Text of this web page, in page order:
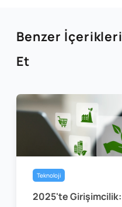
Benzer
Et
Teknoloji
2025'te